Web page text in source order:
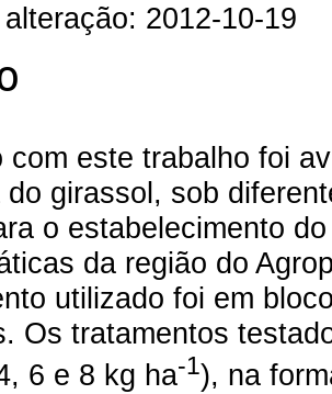
2012-10-19
com este trabalho foi
do girassol, sob
o estabelecimento
da região do
utilizado foi em
Os tratamentos
6 e 8 kg ha-1), na